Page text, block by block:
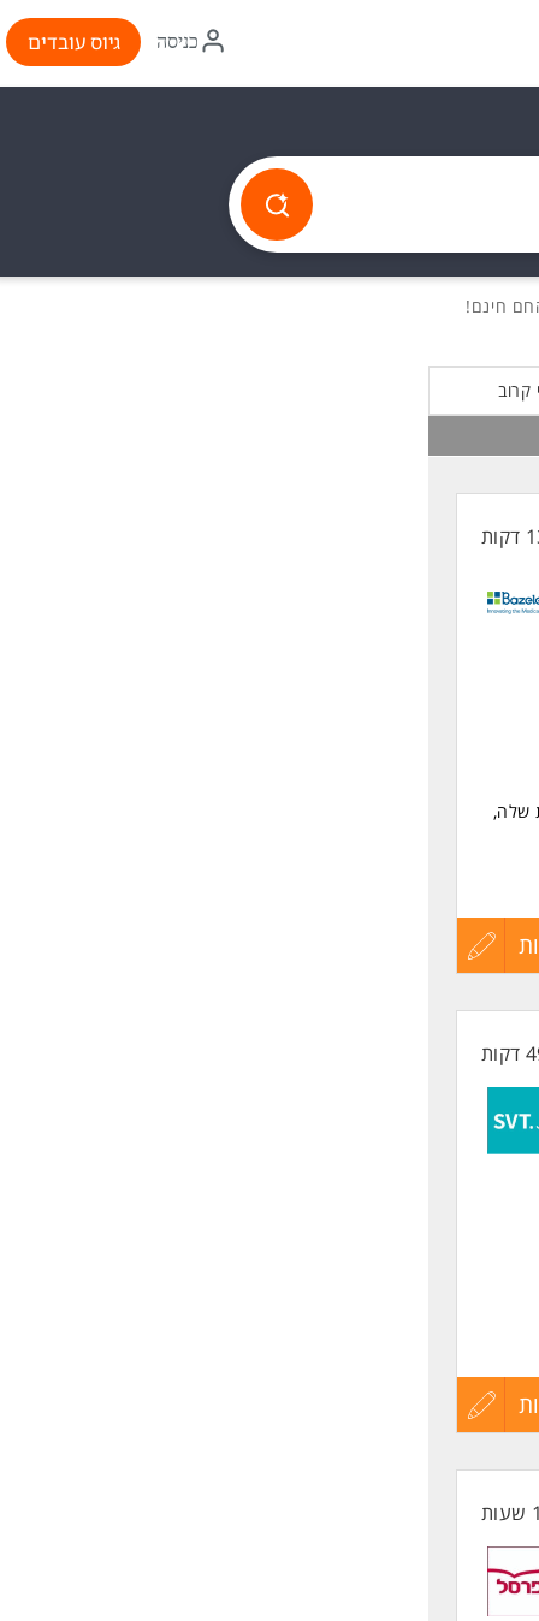
איקון
התחברות
כניסה גיוס עובדים
קרוב
שלה,
עדכון
עדכון